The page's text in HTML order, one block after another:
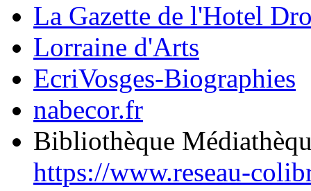
La Gazette de l'Hotel
Lorraine d'Arts
EcriVosges-Biographies
nabecor.fr
Bibliothèque
https://www.reseau-